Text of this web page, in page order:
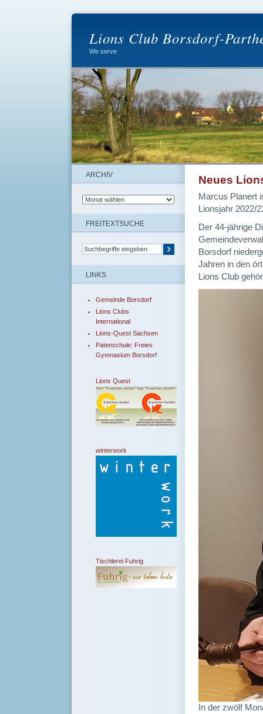
Lions Club Borsdorf-
We serve
ARCHIV
FREITEXTSUCHE
LINKS
Gemeinde Borsdorf
Lions Clubs
International
Lions-Quest Sachsen
Patenschule: Freies
Gymnasium Borsdorf
Lions Quest
winterwork
Tischlerei Fuhrig
Neues
Marcus Planert
Lionsjahr 2022/
Der 44-jährige
Borsdorf
Jahren in den
Lions Club
In der zwölf